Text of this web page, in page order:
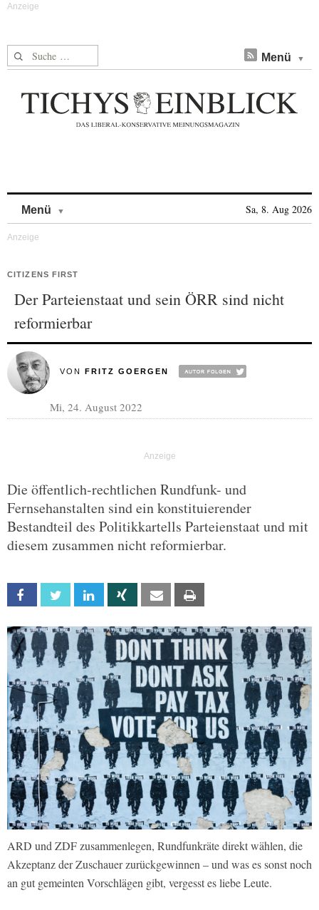
Suche nach: Menü
Menü Sa, 8. Aug 2026
CITIZENS FIRST
Der Parteienstaat und sein ÖRR sind nicht
reformierbar
VON FRITZ GOERGEN
Mi, 24. August 2022
Die öffentlich-rechtlichen Rundfunk- und
Fernsehanstalten sind ein konstituierender
Bestandteil des Politikkartells Parteienstaat und mit
diesem zusammen nicht reformierbar.
Facebook Twitter Linkedin Xing Email
ARD und ZDF zusammenlegen, Rundfunkräte direkt wählen, die
Akzeptanz der Zuschauer zurückgewinnen – und was es sonst noch
an gut gemeinten Vorschlägen gibt, vergesst es liebe Leute.